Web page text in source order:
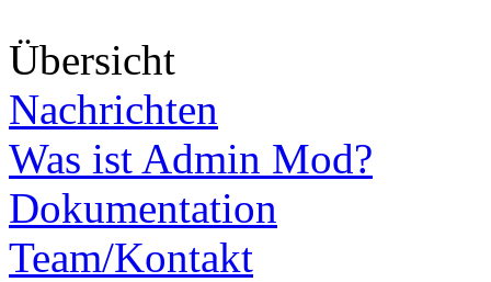
Übersicht
Nachrichten
Was ist Admin Mod?
Dokumentation
Team/Kontakt